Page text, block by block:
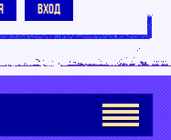
ВХОД